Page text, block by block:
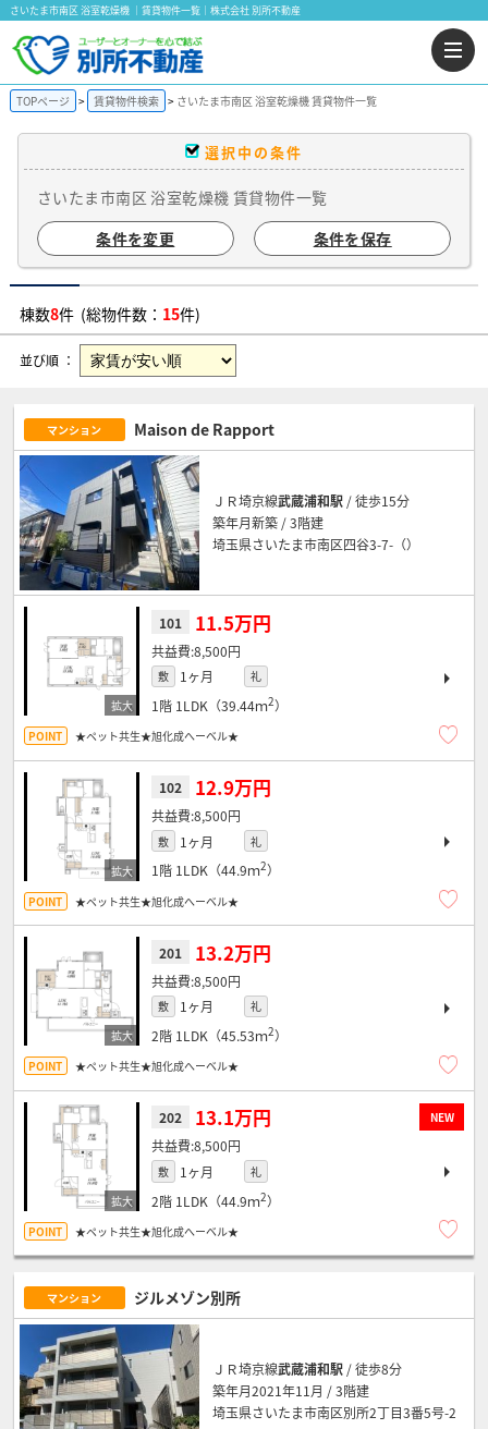
さいたま市南区 浴室乾燥機 ｜賃貸物件一覧｜株式会社 別所不動産
TOPページ 賃貸物件検索 さいたま市南区 浴室乾燥機 賃貸物件一覧
選択中の条件
さいたま市南区 浴室乾燥機 賃貸物件一覧
条件を変更
条件を保存
棟数8件 (総物件数： 15件)
並び順 ：
マンション Maison de Rapport
ＪＲ埼京線武蔵浦和駅 / 徒歩15分
築年月新築 / 3階建
埼玉県さいたま市南区四谷3-7-（）
101 11.5万円
8,500円
敷 1ヶ月 礼
1階 1LDK（39.44ｍ2）
★ペット共生★旭化成へーベル★
102 12.9万円
8,500円
敷 1ヶ月 礼
1階 1LDK（44.9ｍ2）
★ペット共生★旭化成へーベル★
201 13.2万円
8,500円
敷 1ヶ月 礼
2階 1LDK（45.53ｍ2）
★ペット共生★旭化成へーベル★
NEW
202 13.1万円
8,500円
敷 1ヶ月 礼
2階 1LDK（44.9ｍ2）
★ペット共生★旭化成へーベル★
マンション ジルメゾン別所
ＪＲ埼京線武蔵浦和駅 / 徒歩8分
築年月2021年11月 / 3階建
埼玉県さいたま市南区別所2丁目3番5号-2